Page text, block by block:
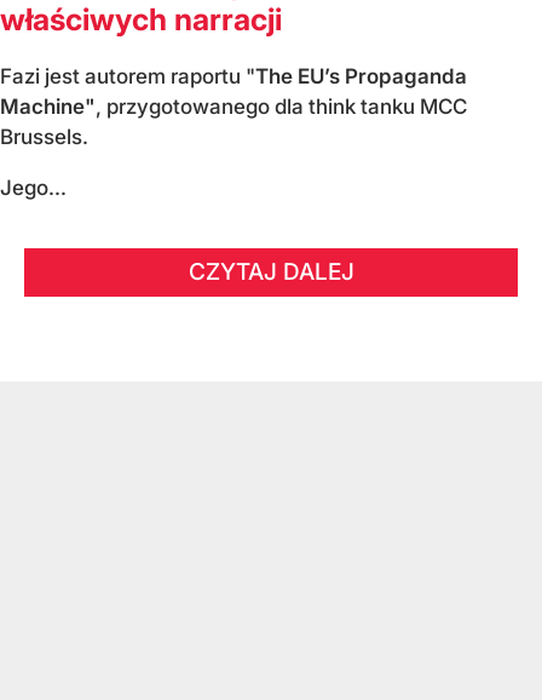
właściwych narracji
Fazi jest autorem raportu "The EU’s Propaganda
Machine", przygotowanego dla think tanku MCC
Brussels.
Jego...
CZYTAJ DALEJ